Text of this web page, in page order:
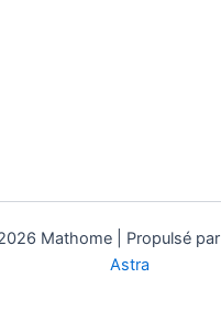
Mathome | Propulsé par
Astra